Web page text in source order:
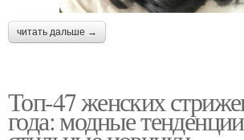
читать дальше →
Топ-47 женских
года: модные